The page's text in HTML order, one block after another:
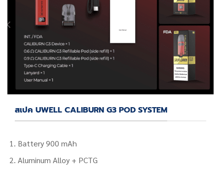
สเปค UWELL CALIBURN G3 POD SYSTEM
Battery 900 mAh
Aluminum Alloy + PCTG